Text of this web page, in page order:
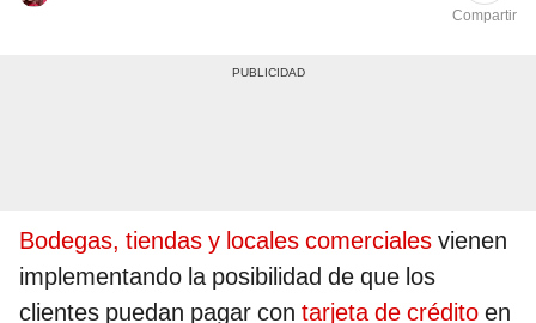
Compartir
Bodegas, tiendas y locales comerciales vienen
implementando la posibilidad de que los
clientes puedan pagar con tarjeta de crédito en